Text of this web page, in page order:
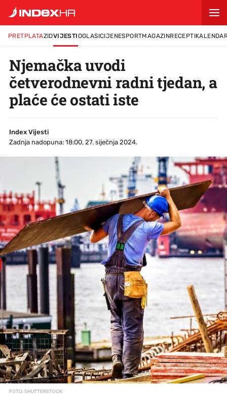
PRETPLATAZIDVIJESTIOGLASICIJENESPORTMAGAZINRECEPTI
Njemačka uvodi
četverodnevni radni tjedan, a
plaće će ostati iste
Index Vijesti
Zadnja nadopuna: 18:00, 27. siječnja 2024.
FOTO: SHUTTERSTOCK